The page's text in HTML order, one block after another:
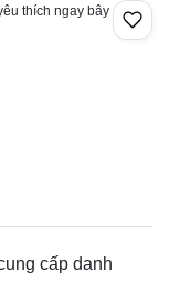
thích ngay bây
cấp danh